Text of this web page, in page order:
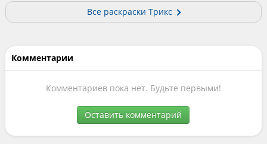
Все раскраски Трикс
Комментарии
Комментариев пока нет. Будьте первыми!
Оставить комментарий